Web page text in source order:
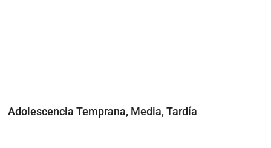
Adolescencia Temprana, Media, Tardía